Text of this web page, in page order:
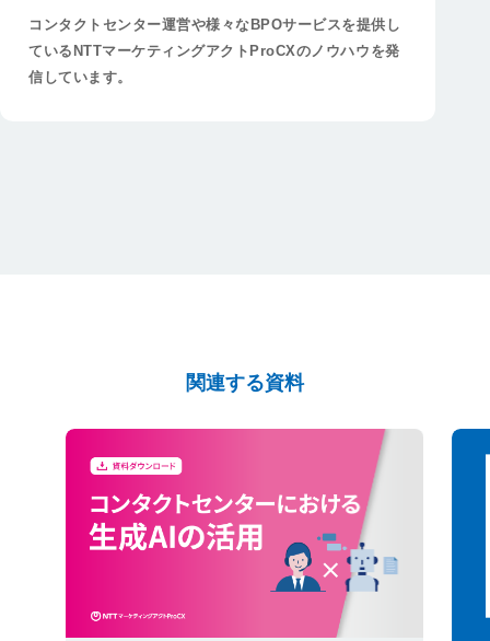
コンタクトセンター運営や様々なBPOサービスを提供し
ているNTTマーケティングアクトProCXのノウハウを発
信しています。
関連する資料